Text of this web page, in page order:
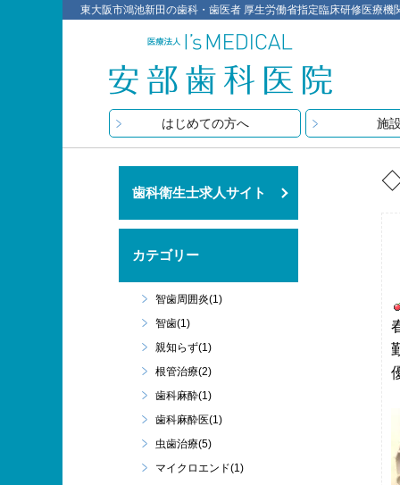
東大阪市鴻池新田の歯科・歯医者 厚生労働省指定臨床研修医療機
はじめての方へ 施
◇
歯科衛生士求人サイト
カテゴリー
智歯周囲炎(1)
智歯(1)
親知らず(1)
根管治療(2)
歯科麻酔(1)
歯科麻酔医(1)
虫歯治療(5)
マイクロエンド(1)